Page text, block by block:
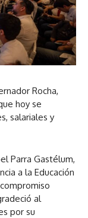
Rocha,
hoy se
salariales y
Parra Gastélum,
a la Educación
al
por su